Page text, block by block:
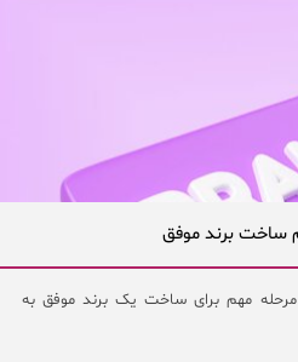
چگونه یک برند موفق بسازیم؟ 9 مرحله مهم برای ساخت یک برند موفق به